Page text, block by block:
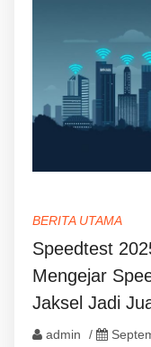
BERITA UTAMA
Speedtest
Mengejar
Jaksel Jadi
admin /